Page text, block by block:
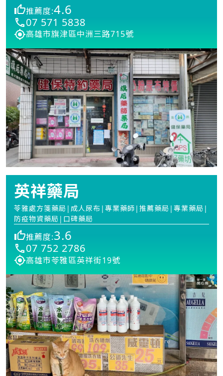
推薦度:4.6
07 571 5838
高雄市旗津區中洲三路715號
英祥藥局
苓雅處方箋藥局|成人尿布|專業藥師|推薦藥局|專業藥局|
防疫物資藥局|口碑藥局
推薦度:3.6
07 752 2786
高雄市苓雅區英祥街19號